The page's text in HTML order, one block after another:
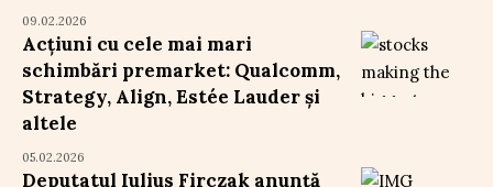
09.02.2026
Acțiuni cu cele mai mari
schimbări premarket: Qualcomm,
Strategy, Align, Estée Lauder și
altele
05.02.2026
Deputatul Iulius Firczak anunță